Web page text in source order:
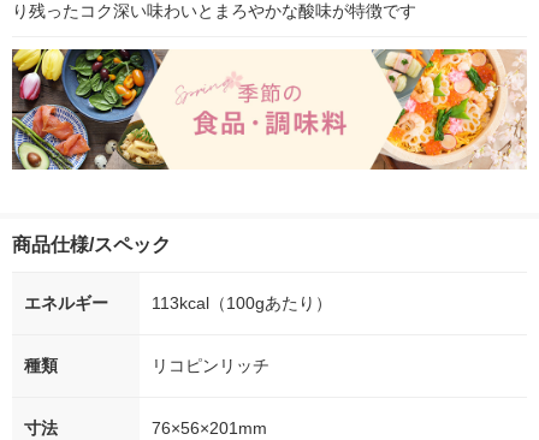
り残ったコク深い味わいとまろやかな酸味が特徴です
商品仕様/スペック
エネルギー 113kcal（100gあたり）
種類 リコピンリッチ
寸法 76×56×201mm